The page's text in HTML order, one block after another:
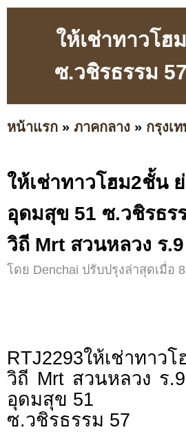
ให้เช่าทาวโ
ซ.วชิรธรรม
หน้าแรก » ภาคกลาง » กรุงเ
ให้เช่าทาวโฮม2ชั้น
อุดมสุข 51 ซ.วชิรธร
วิถี Mrt สวนหลวง ร.9
โดย Denchai ปรับปรุงล่าสุดเมื่อ
RTJ2293ให้เช่าทาว
วิถี Mrt สวนหลวง ร
อุดมสุข 51
ซ.วชิรธรรม 57